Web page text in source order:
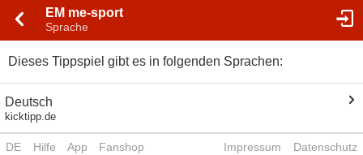
EM me-sport
Sprache
Dieses Tippspiel gibt es in folgenden Sprachen:
Deutsch
kicktipp.de
DE Hilfe App Fanshop Impressum Datenschutz